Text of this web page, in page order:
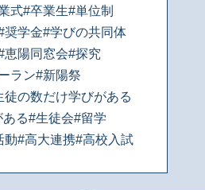
式#卒業生#単位制
奨学金#学びの共同体
恵陽同窓会#探究
ラン#新陽祭
徒の数だけ学びがある
る#生徒会#留学
動#高大連携#高校入試